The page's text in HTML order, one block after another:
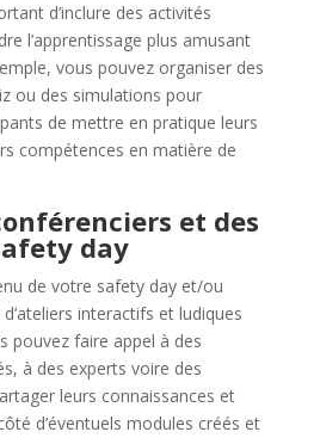
d’inclure des activités
l’apprentissage plus amusant
vous pouvez organiser des
ou des simulations pour
de mettre en pratique leurs
compétences en matière de
et des
day
de votre safety day et/ou
interactifs et ludiques
pouvez faire appel à des
à des experts voire des
leurs connaissances et
d’éventuels modules créés et